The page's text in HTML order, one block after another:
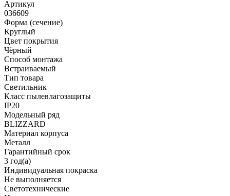
Артикул
036609
Форма (сечение)
Круглый
Цвет покрытия
Чёрный
Способ монтажа
Встраиваемый
Тип товара
Светильник
Класс пылевлагозащиты
IP20
Модельный ряд
BLIZZARD
Материал корпуса
Металл
Гарантийный срок
3 год(а)
Индивидуальная покраска
Не выполняется
Светотехнические